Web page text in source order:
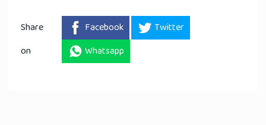
Share
on
Facebook
Twitter
Whatsapp